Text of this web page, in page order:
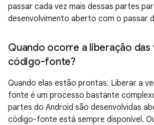
passar cada vez mais dessas partes
desenvolvimento aberto com o passar
Quando ocorre a liberação das
código-fonte?
Quando elas estão prontas. Liberar a
fonte é um processo bastante
partes do Android são desenvolvidas
código-fonte está sempre disponível.